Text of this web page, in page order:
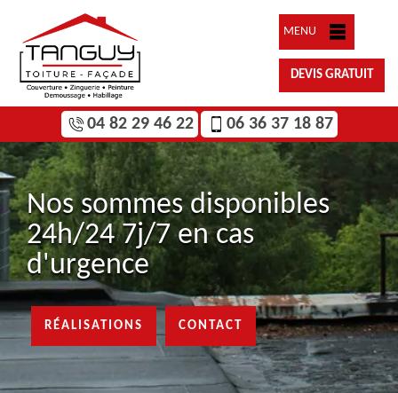
MENU
DEVIS GRATUIT
04 82 29 46 22 06 36 37 18 87
Nos sommes disponibles
24h/24 7j/7 en cas
d'urgence
RÉALISATIONS CONTACT